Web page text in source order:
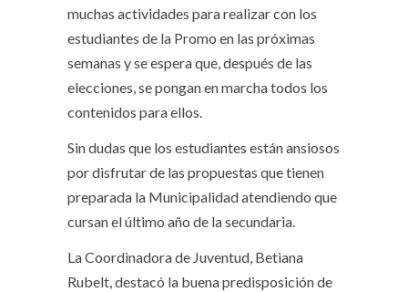
muchas actividades para realizar con los
estudiantes de la Promo en las próximas
semanas y se espera que, después de las
elecciones, se pongan en marcha todos los
contenidos para ellos.
Sin dudas que los estudiantes están ansiosos
por disfrutar de las propuestas que tienen
preparada la Municipalidad atendiendo que
cursan el último año de la secundaria.
La Coordinadora de Juventud, Betiana
Rubelt, destacó la buena predisposición de